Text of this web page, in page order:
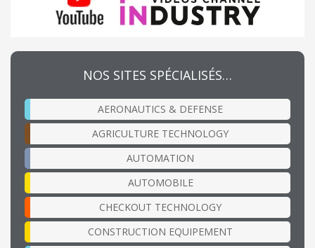
NOS SITES SPÉCIALISÉS…
AERONAUTICS & DEFENSE
AGRICULTURE TECHNOLOGY
AUTOMATION
AUTOMOBILE
CHECKOUT TECHNOLOGY
CONSTRUCTION EQUIPEMENT